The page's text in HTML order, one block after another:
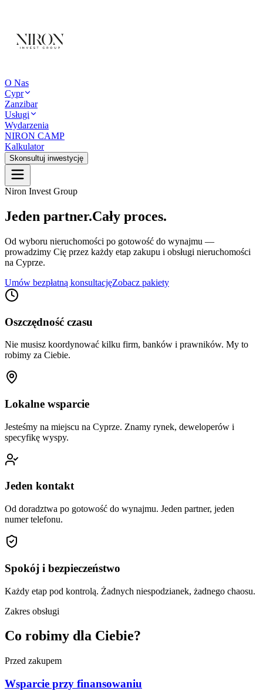
O Nas
Cypr
Zanzibar
Usługi
Wydarzenia
NIRON CAMP
Kalkulator
Skonsultuj inwestycję
Niron Invest Group
Jeden partner.Cały proces.
Od wyboru nieruchomości po gotowość do wynajmu —
prowadzimy Cię przez każdy etap zakupu i obsługi nieruchomości
na Cyprze.
Umów bezpłatną konsultacjęZobacz pakiety
Oszczędność czasu
Nie musisz koordynować kilku firm, banków i prawników. My to
robimy za Ciebie.
Lokalne wsparcie
Jesteśmy na miejscu na Cyprze. Znamy rynek, deweloperów i
specyfikę wyspy.
Jeden kontakt
Od doradztwa po gotowość do wynajmu. Jeden partner, jeden
numer telefonu.
Spokój i bezpieczeństwo
Każdy etap pod kontrolą. Żadnych niespodzianek, żadnego chaosu.
Zakres obsługi
Co robimy dla Ciebie?
Przed zakupem
Wsparcie przy finansowaniu